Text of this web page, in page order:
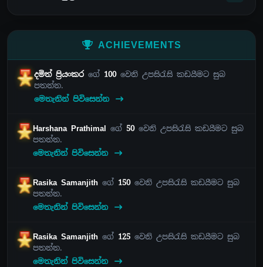
ACHIEVEMENTS
දමිත් ප්‍රියංකරගේ 100වෙනි උපසිරැසි කඩයීමට සුබ
පතන්න.
මෙතැනින් පිවිසෙන්න
Harshana Prathimal ගේ 50වෙනි උපසිරැසි කඩයීමට සුබ
පතන්න.
මෙතැනින් පිවිසෙන්න
Rasika Samanjithගේ 150වෙනි උපසිරැසි කඩයීමට සුබ
පතන්න.
මෙතැනින් පිවිසෙන්න
Rasika Samanjithගේ 125 වෙනි උපසිරැසි කඩයීමට සුබ
පතන්න.
මෙතැනින් පිවිසෙන්න